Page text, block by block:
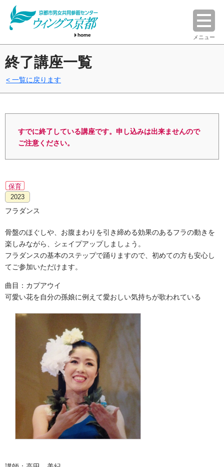
home メニュー
終了講座一覧
一覧に戻ります
すでに終了している講座です。申し込みは出来ませんので
ご注意ください。
保育
2023
フラダンス
骨盤のほぐしや、お腹まわりを引き締める効果のあるフラの動きを
楽しみながら、シェイプアップしましょう。
フラダンスの基本のステップで踊りますので、初めての方も安心し
てご参加いただけます。
曲目：カプアウイ
可愛い花を自分の孫娘に例えて愛おしい気持ちが歌われている